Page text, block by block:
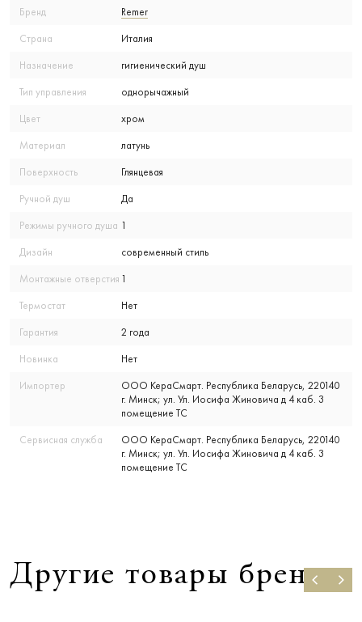
Бренд Remer
Страна Италия
Назначение гигиенический душ
Тип управления однорычажный
Цвет хром
Материал латунь
Поверхность Глянцевая
Ручной душ Да
Режимы ручного душа 1
Дизайн современный стиль
Монтажные отверстия 1
Термостат Нет
Гарантия 2 года
Новинка Нет
Импортер
ООО КераСмарт. Республика Беларусь, 220140
г. Минск; ул. Ул. Иосифа Жиновича д 4 каб. 3
помещение ТС
Сервисная служба
ООО КераСмарт. Республика Беларусь, 220140
г. Минск; ул. Ул. Иосифа Жиновича д 4 каб. 3
помещение ТС
Другие товары бренда